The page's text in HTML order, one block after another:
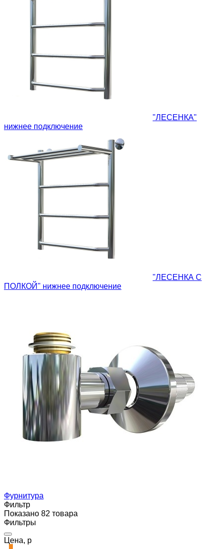
"ЛЕСЕНКА"
нижнее подключение
"ЛЕСЕНКА С
ПОЛКОЙ" нижнее подключение
Фурнитура
Фильтр
Показано 82 товара
Фильтры
Цена, р